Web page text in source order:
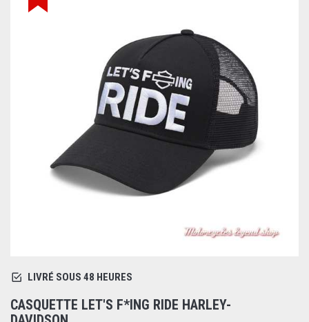
LIVRÉ SOUS 48 HEURES
CASQUETTE LET'S F*ING RIDE HARLEY-